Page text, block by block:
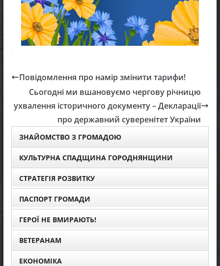
Повідомлення про намір змінити тарифи!
Сьогодні ми вшановуємо чергову річницю
ухвалення історичного документу – Декларації
про державний суверенітет України
ЗНАЙОМСТВО З ГРОМАДОЮ
КУЛЬТУРНА СПАДЩИНА ГОРОДНЯНЩИНИ
СТРАТЕГІЯ РОЗВИТКУ
ПАСПОРТ ГРОМАДИ
ГЕРОЇ НЕ ВМИРАЮТЬ!
ВЕТЕРАНАМ
ЕКОНОМІКА